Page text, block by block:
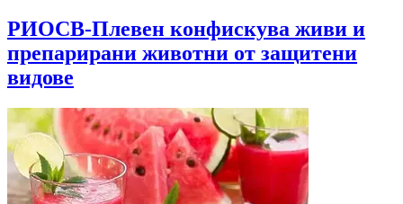
РИОСВ-Плевен конфискува живи и
препарирани животни от защитени
видове